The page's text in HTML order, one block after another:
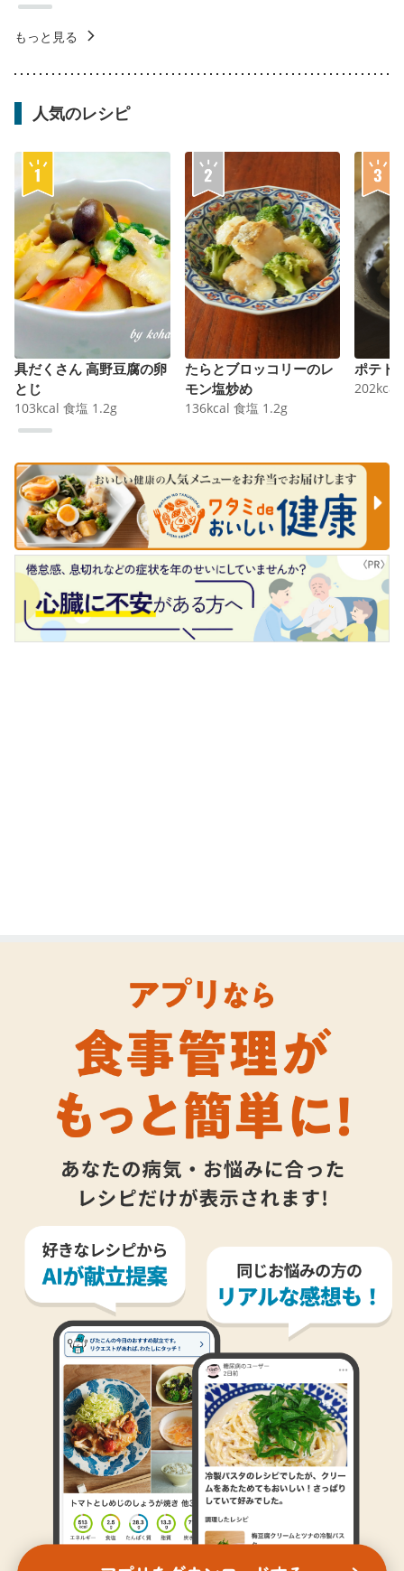
もっと見る
人気のレシピ
具だくさん 高野豆腐の卵
とじ
103kcal 食塩 1.2g
たらとブロッコリーのレ
モン塩炒め
136kcal 食塩 1.2g
ポテト
202kcal